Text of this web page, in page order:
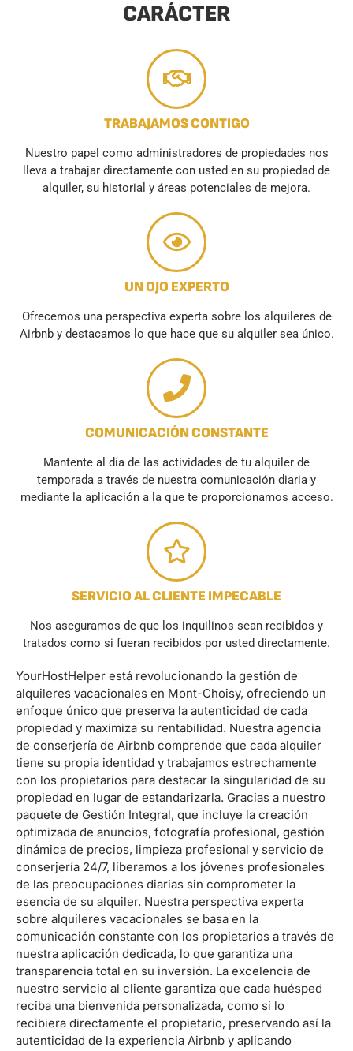
CARÁCTER
TRABAJAMOS CONTIGO
Nuestro papel como administradores de propiedades nos
lleva a trabajar directamente con usted en su propiedad de
alquiler, su historial y áreas potenciales de mejora.
UN OJO EXPERTO
Ofrecemos una perspectiva experta sobre los alquileres de
Airbnb y destacamos lo que hace que su alquiler sea único.
COMUNICACIÓN CONSTANTE
Mantente al día de las actividades de tu alquiler de
temporada a través de nuestra comunicación diaria y
mediante la aplicación a la que te proporcionamos acceso.
SERVICIO AL CLIENTE IMPECABLE
Nos aseguramos de que los inquilinos sean recibidos y
tratados como si fueran recibidos por usted directamente.
YourHostHelper está revolucionando la gestión de
alquileres vacacionales en Mont-Choisy, ofreciendo un
enfoque único que preserva la autenticidad de cada
propiedad y maximiza su rentabilidad. Nuestra agencia
de conserjería de Airbnb comprende que cada alquiler
tiene su propia identidad y trabajamos estrechamente
con los propietarios para destacar la singularidad de su
propiedad en lugar de estandarizarla. Gracias a nuestro
paquete de Gestión Integral, que incluye la creación
optimizada de anuncios, fotografía profesional, gestión
dinámica de precios, limpieza profesional y servicio de
conserjería 24/7, liberamos a los jóvenes profesionales
de las preocupaciones diarias sin comprometer la
esencia de su alquiler. Nuestra perspectiva experta
sobre alquileres vacacionales se basa en la
comunicación constante con los propietarios a través de
nuestra aplicación dedicada, lo que garantiza una
transparencia total en su inversión. La excelencia de
nuestro servicio al cliente garantiza que cada huésped
reciba una bienvenida personalizada, como si lo
recibiera directamente el propietario, preservando así la
autenticidad de la experiencia Airbnb y aplicando